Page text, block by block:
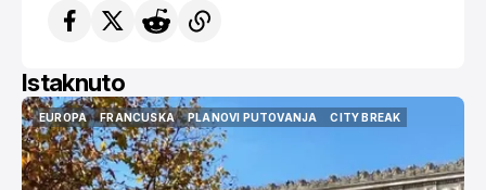
Istaknuto
USA
USA
AMERIKA
AMERIKA
NEW YORK
NEW YORK
CITY BREAK
CITY BREAK
VODIČI
ISTAKNUTO